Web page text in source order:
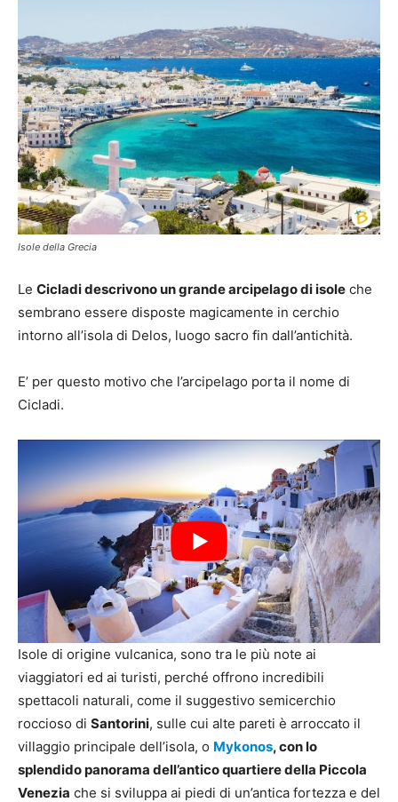
Isole della Grecia
Le Cicladi descrivono un grande arcipelago di isole che
sembrano essere disposte magicamente in cerchio
intorno all’isola di Delos, luogo sacro fin dall’antichità.
E’ per questo motivo che l’arcipelago porta il nome di
Cicladi.
Isole di origine vulcanica, sono tra le più note ai
viaggiatori ed ai turisti, perché offrono incredibili
spettacoli naturali, come il suggestivo semicerchio
roccioso di Santorini, sulle cui alte pareti è arroccato il
villaggio principale dell’isola, o Mykonos, con lo
splendido panorama dell’antico quartiere della Piccola
Venezia che si sviluppa ai piedi di un’antica fortezza e del